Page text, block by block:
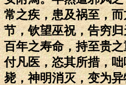
常之疾，患及祸至，
节，钦望巫祝，告穷
百年之寿命，持至贵
付凡医，恣其所措，
毙，神明消灭，变为